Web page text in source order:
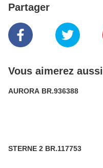
Partager
Vous aimerez aussi
AURORA BR.936388
STERNE 2 BR.117753